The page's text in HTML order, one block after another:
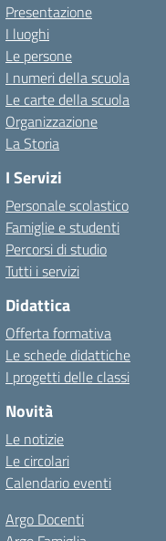
Presentazione
I luoghi
Le persone
I numeri della scuola
Le carte della scuola
Organizzazione
La Storia
I Servizi
Personale scolastico
Famiglie e studenti
Percorsi di studio
Tutti i servizi
Didattica
Offerta formativa
Le schede didattiche
I progetti delle classi
Novità
Le notizie
Le circolari
Calendario eventi
Argo Docenti